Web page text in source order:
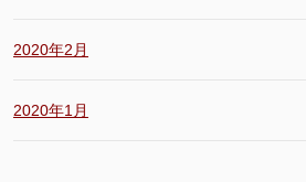
2020年2月
2020年1月